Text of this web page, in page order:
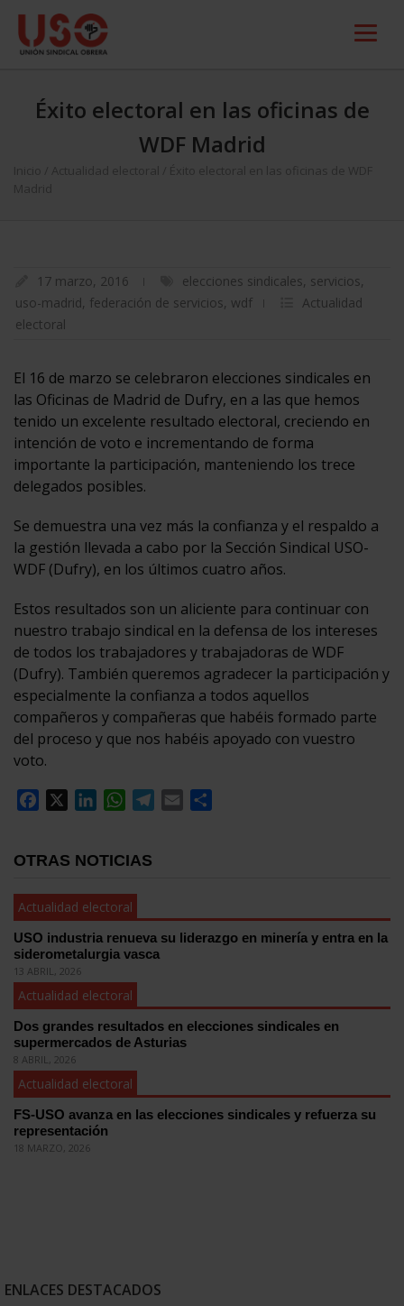
Éxito electoral en las oficinas de
WDF Madrid
Inicio Actualidad electoral
Éxito electoral en las oficinas de WDF
Madrid
17 marzo, 2016 elecciones sindicales, servicios,
uso-madrid, federación de servicios, wdf
Actualidad
electoral
El 16 de marzo se celebraron elecciones sindicales en
las Oficinas de Madrid de Dufry, en a las que hemos
tenido un excelente resultado electoral, creciendo en
intención de voto e incrementando de forma
importante la participación, manteniendo los trece
delegados posibles.
Se demuestra una vez más la confianza y el respaldo a
la gestión llevada a cabo por la Sección Sindical USO-
WDF (Dufry), en los últimos cuatro años.
Estos resultados son un aliciente para continuar con
nuestro trabajo sindical en la defensa de los intereses
de todos los trabajadores y trabajadoras de WDF
(Dufry). También queremos agradecer la participación y
especialmente la confianza a todos aquellos
compañeros y compañeras que habéis formado parte
del proceso y que nos habéis apoyado con vuestro
voto.
Facebook
LinkedInWhatsApp
Telegram
Email
OTRAS NOTICIAS
Actualidad electoral
USO industria renueva su liderazgo en minería y entra en la
siderometalurgia vasca
13 ABRIL, 2026
Actualidad electoral
Dos grandes resultados en elecciones sindicales en
supermercados de Asturias
8 ABRIL, 2026
Actualidad electoral
FS-USO avanza en las elecciones sindicales y refuerza su
representación
18 MARZO, 2026
ENLACES DESTACADOS